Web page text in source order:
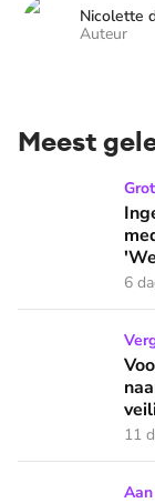
Nicolette
Auteur
Meest
Inge emigreert
6
Voor
11
Gaan